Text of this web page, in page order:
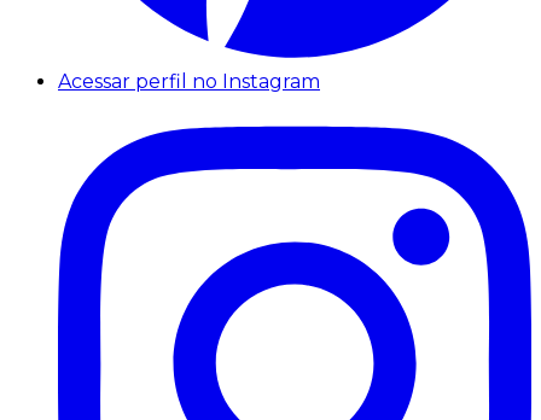
Acessar perfil no Instagram